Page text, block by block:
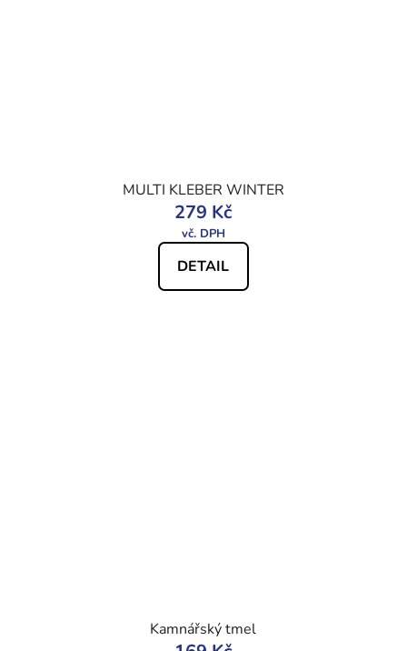
MULTI KLEBER WINTER
279 Kč
DETAIL
Kamnářský tmel